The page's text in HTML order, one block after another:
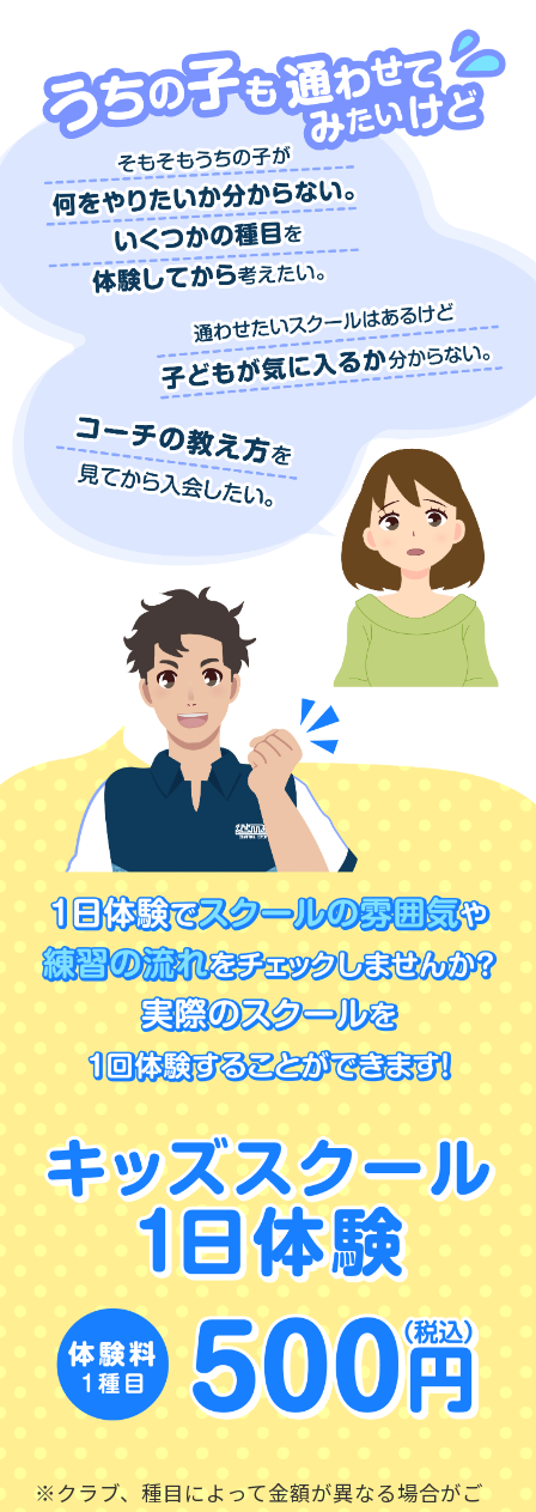
※クラブ、種目によって金額が異なる場合がご